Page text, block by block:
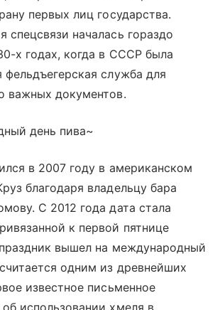
первых лиц государства.
спецсвязи началась гораздо
х годах, когда в СССР была
фельдъегерская служба для
важных документов.
день пива~
в 2007 году в американском
благодаря владельцу бара
С 2012 года дата стала
к первой пятнице
праздник вышел на международный
одним из древнейших
известное письменное